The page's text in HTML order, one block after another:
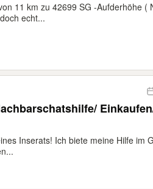
11 km zu 42699 SG -Aufderhöhe (
echt...
Inserats! Ich biete meine Hilfe im